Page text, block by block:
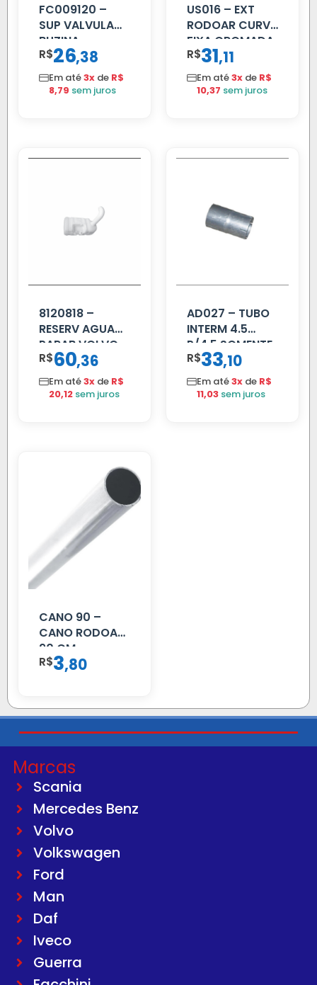
FC009120 –
SUP VALVULA
BUZINA
C/ALAVANCA
R$26,38
Em até3x de R$
8,79 sem juros
US016 – EXT
RODOAR CURVA
FIXA CROMADA
R$31,11
Em até3x de R$
10,37 sem juros
8120818 –
RESERV AGUA
PARAB VOLVO
EDC
R$60,36
Em até3x de R$
20,12 sem juros
AD027 – TUBO
INTERM 4.5
P/4.5 SOMENTE
PROLONGADOR
R$33,10
Em até3x de R$
11,03 sem juros
CANO 90 –
CANO RODOAR
90 CM
R$3,80
Marcas
Scania
Mercedes Benz
Volvo
Volkswagen
Ford
Man
Daf
Iveco
Guerra